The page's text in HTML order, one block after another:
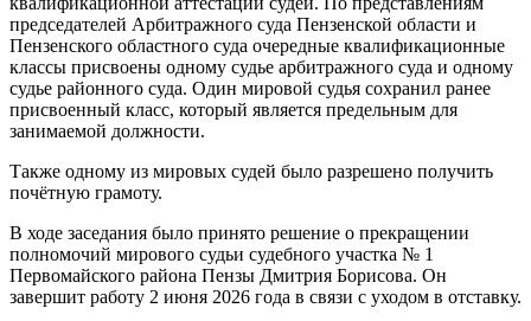
председателей Арбитражного суда Пензенской области и
Пензенского областного суда очередные квалификационные
классы присвоены одному судье арбитражного суда и одному
судье районного суда. Один мировой судья сохранил ранее
присвоенный класс, который является предельным для
занимаемой должности.
Также одному из мировых судей было разрешено получить
почётную грамоту.
В ходе заседания было принято решение о прекращении
полномочий мирового судьи судебного участка № 1
Первомайского района Пензы Дмитрия Борисова. Он
завершит работу 2 июня 2026 года в связи с уходом в отставку.